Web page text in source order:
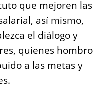
que mejoren las
así mismo,
el diálogo y
quienes hombro
a las metas y